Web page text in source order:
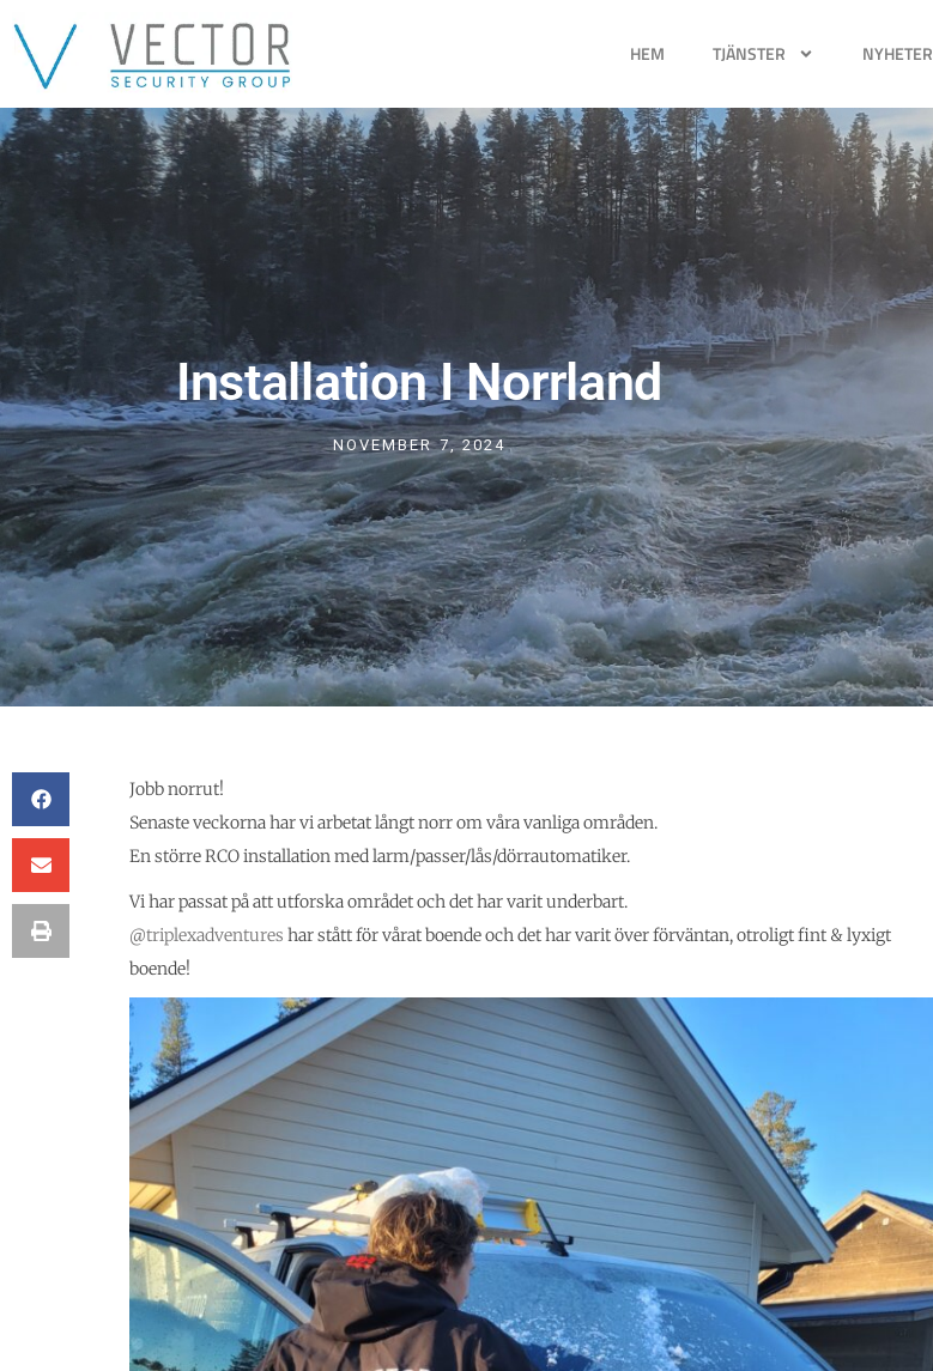
HEM TJÄNSTER NYHETER
Installation I Norrland
NOVEMBER 7, 2024
Jobb norrut!
Senaste veckorna har vi arbetat långt norr om våra vanliga områden.
En större RCO installation med larm/passer/lås/dörrautomatiker.
Vi har passat på att utforska området och det har varit underbart.
@triplexadventures har stått för vårat boende och det har varit över förväntan, otroligt fint & lyxigt
boende!